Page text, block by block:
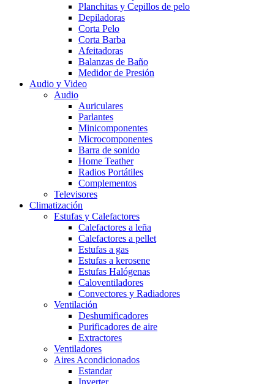
Planchitas y Cepillos de pelo
Depiladoras
Corta Pelo
Corta Barba
Afeitadoras
Balanzas de Baño
Medidor de Presión
Audio y Video
Audio
Auriculares
Parlantes
Minicomponentes
Microcomponentes
Barra de sonido
Home Teather
Radios Portátiles
Complementos
Televisores
Climatización
Estufas y Calefactores
Calefactores a leña
Calefactores a pellet
Estufas a gas
Estufas a kerosene
Estufas Halógenas
Caloventiladores
Convectores y Radiadores
Ventilación
Deshumificadores
Purificadores de aire
Extractores
Ventiladores
Aires Acondicionados
Estandar
Inverter